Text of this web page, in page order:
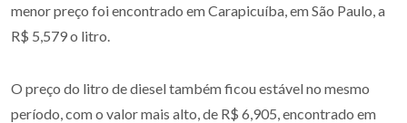
menor preço foi encontrado em Carapicuíba, em São Paulo, a
R$ 5,579 o litro.
O preço do litro de diesel também ficou estável no mesmo
período, com o valor mais alto, de R$ 6,905, encontrado em